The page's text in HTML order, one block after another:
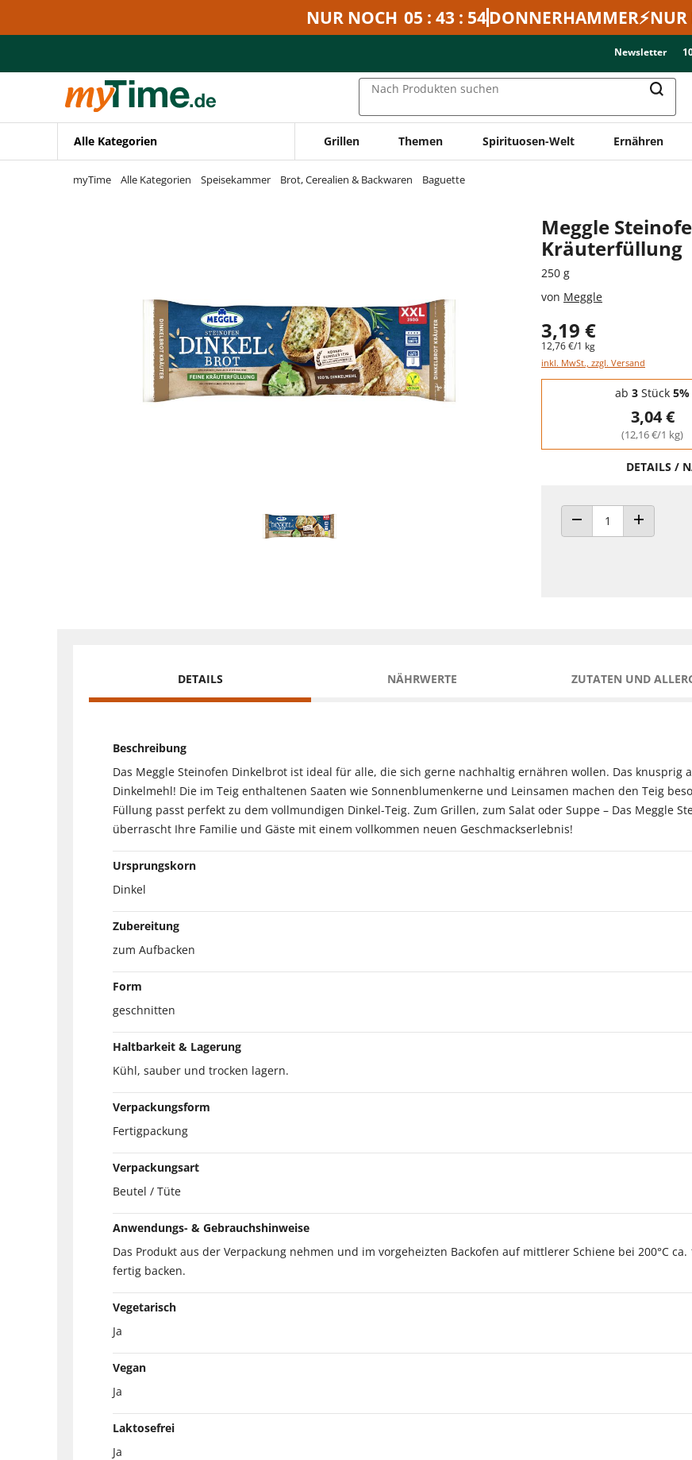
Zur Navigation springen
NUR NOCH 05 : 43 : 54
Newsletter
Nach Produkten suchen
Alle Kategorien Grillen Themen Spirituosen-Welt Ernähren
myTime Alle Kategorien Speisekammer Brot, Cerealien & Backwaren Baguette
Meggle
Kräuterfüllung
250 g
von Meggle
3,19 €
12,76 €/1 kg
inkl. MwSt., zzgl. Versand
Staffelpreise - Mengenrabatt
ab 3 Stück 5%
3,04 €
(12,16 €/1 kg)
DETAILS /
ANZAHL VERRINGERN
ANZAHL
DETAILS NÄHRWERTE ZUTATEN UND
Beschreibung
Das Meggle Steinofen Dinkelbrot ist ideal für alle, die sich gerne nachhaltig ernähren wollen. Das knusprig
Dinkelmehl! Die im Teig enthaltenen Saaten wie Sonnenblumenkerne und Leinsamen machen den Teig
Füllung passt perfekt zu dem vollmundigen Dinkel-Teig. Zum Grillen, zum Salat oder Suppe – Das Meggle
überrascht Ihre Familie und Gäste mit einem vollkommen neuen Geschmackserlebnis!
Ursprungskorn
Dinkel
Zubereitung
zum Aufbacken
Form
geschnitten
Haltbarkeit & Lagerung
Kühl, sauber und trocken lagern.
Verpackungsform
Fertigpackung
Verpackungsart
Beutel / Tüte
Anwendungs- & Gebrauchshinweise
Das Produkt aus der Verpackung nehmen und im vorgeheizten Backofen auf mittlerer Schiene bei 200°C
fertig backen.
Vegetarisch
Ja
Vegan
Ja
Laktosefrei
Ja